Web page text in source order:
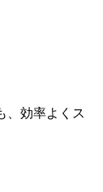
、効率よくス